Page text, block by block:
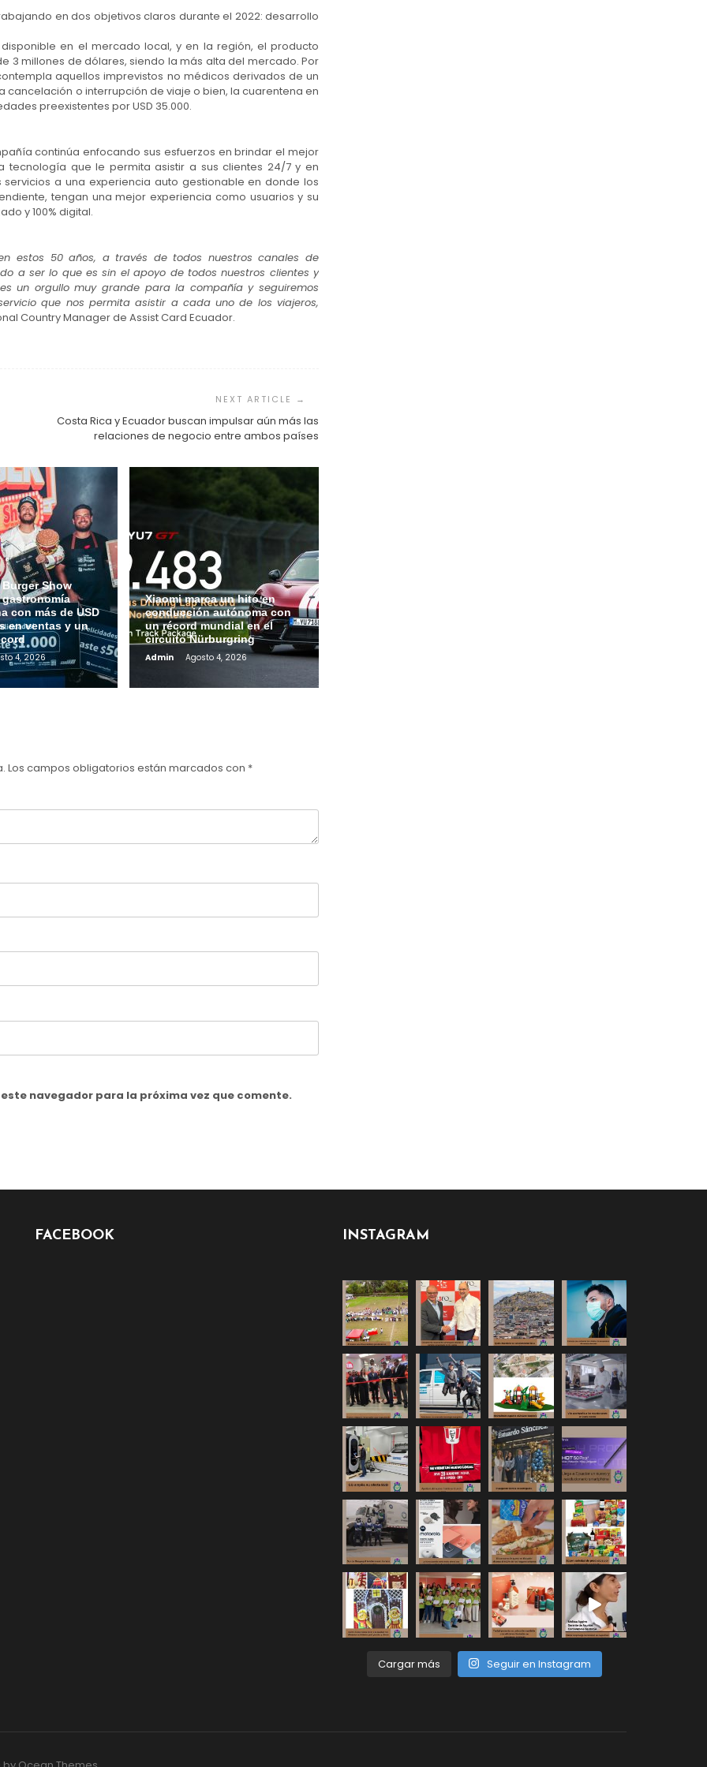
en dos objetivos claros durante el 2022: desarrollo
en el mercado local, y en la región, el producto
3 millones de dólares, siendo la más alta del mercado. Por
aquellos imprevistos no médicos derivados de un
cancelación o interrupción de viaje o bien, la cuarentena en
preexistentes por USD 35.000.
continúa enfocando sus esfuerzos en brindar el mejor
tecnología que le permita asistir a sus clientes 24/7 y en
a una experiencia auto gestionable en donde los
tengan una mejor experiencia como usuarios y su
y 100% digital.
estos 50 años, a través de todos nuestros canales de
a ser lo que es sin el apoyo de todos nuestros clientes y
un orgullo muy grande para la compañía y seguiremos
que nos permita asistir a cada uno de los viajeros,
Country Manager de Assist Card Ecuador.
Costa Rica y Ecuador buscan impulsar aún más las
relaciones de negocio entre ambos países
Show
con más de USD
en ventas y un
4, 2026
Xiaomi marca un hito en
conducción autónoma con
un récord mundial en el
circuito Nürburgring
Admin Agosto 4, 2026
Los campos obligatorios están marcados con *
navegador para la próxima vez que comente.
FACEBOOK INSTAGRAM
Cargar más Seguir en Instagram